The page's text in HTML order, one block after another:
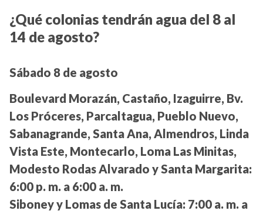
¿Qué colonias tendrán agua del 8 al
14 de agosto?
Sábado 8 de agosto
Boulevard Morazán, Castaño, Izaguirre, Bv.
Los Próceres, Parcaltagua, Pueblo Nuevo,
Sabanagrande, Santa Ana, Almendros, Linda
Vista Este, Montecarlo, Loma Las Minitas,
Modesto Rodas Alvarado y Santa Margarita:
6:00 p. m. a 6:00 a. m.
Siboney y Lomas de Santa Lucía: 7:00 a. m. a